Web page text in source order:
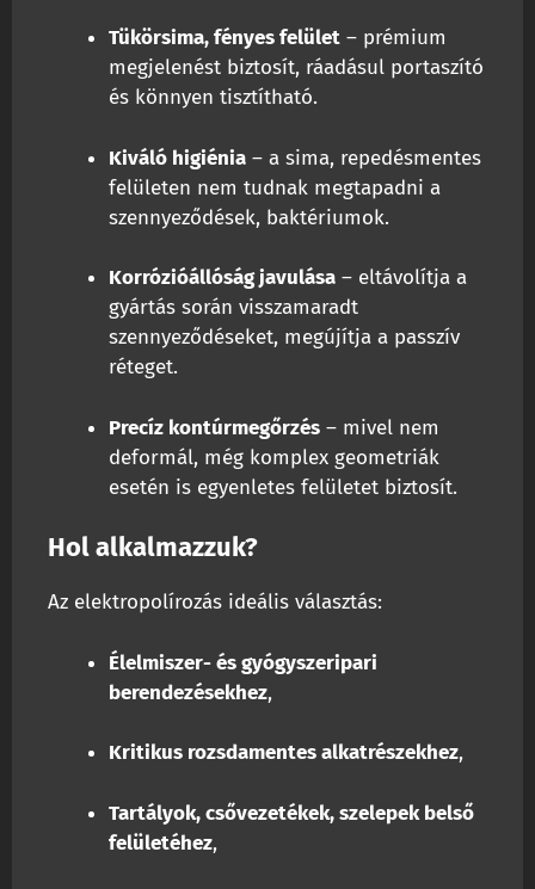
Tükörsima, fényes felület – prémium
megjelenést biztosít, ráadásul portaszító
és könnyen tisztítható.
Kiváló higiénia – a sima, repedésmentes
felületen nem tudnak megtapadni a
szennyeződések, baktériumok.
Korrózióállóság javulása – eltávolítja a
gyártás során visszamaradt
szennyeződéseket, megújítja a passzív
réteget.
Precíz kontúrmegőrzés – mivel nem
deformál, még komplex geometriák
esetén is egyenletes felületet biztosít.
Hol alkalmazzuk?
Az elektropolírozás ideális választás:
Élelmiszer- és gyógyszeripari
berendezésekhez,
Kritikus rozsdamentes alkatrészekhez,
Tartályok, csővezetékek, szelepek belső
felületéhez,